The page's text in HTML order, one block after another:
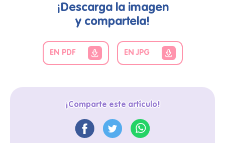
¡Descarga la imagen
y compartela!
EN PDF EN JPG
¡Comparte este artículo!